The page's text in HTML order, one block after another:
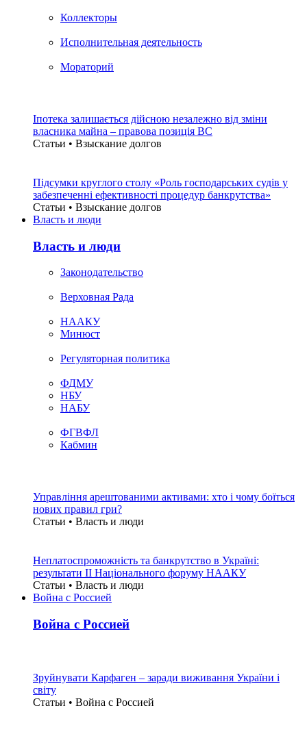
Коллекторы
Исполнительная деятельность
Мораторий
Іпотека залишається дійсною незалежно від зміни
власника майна – правова позиція ВС
Статьи • Взыскание долгов
Підсумки круглого столу «Роль господарських судів у
забезпеченні ефективності процедур банкрутства»
Статьи • Взыскание долгов
Власть и люди
Власть и люди
Законодательство
Верховная Рада
НААКУ
Минюст
Регуляторная политика
ФДМУ
НБУ
НАБУ
ФГВФЛ
Кабмин
Управління арештованими активами: хто і чому боїться
нових правил гри?
Статьи • Власть и люди
Неплатоспроможність та банкрутство в Україні:
результати ІІ Національного форуму НААКУ
Статьи • Власть и люди
Война с Россией
Война с Россией
Зруйнувати Карфаген – заради виживання України і
світу
Статьи • Война с Россией